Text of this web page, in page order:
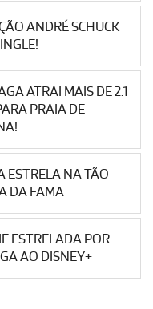
ANDRÉ SCHUCK
ATRAI MAIS DE 2.1
PRAIA DE
ESTRELA NA TÃO
DA FAMA
ESTRELADA POR
AO DISNEY+